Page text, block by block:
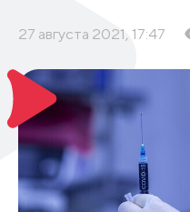
27 августа 2021, 17:47